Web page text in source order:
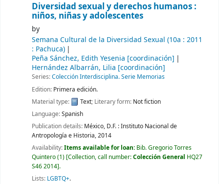
Diversidad sexual y derechos humanos :
niños, niñas y adolescentes
by
Semana Cultural de la Diversidad Sexual (10a : 2011
: Pachuca)
Peña Sánchez, Edith Yesenia [coordinación]
Hernández Albarrán, Lilia [coordinación]
Series:Colección Interdisciplina. Serie Memorias
Edition: Primera edición.
Material type:
Text; Literary form: Not fiction
Language:Spanish
Publication details: México, D.F. :Instituto Nacional de
Antropología e Historia,2014
Availability:Items available for loan: Bib. Gregorio Torres
Quintero(1) Collection, call number:Colección General HQ27
S46 2014 .
Lists: LGBTQ+.